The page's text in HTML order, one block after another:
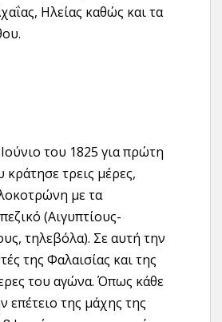
Ηλείας καθώς και τα
του 1825 για πρώτη
τρεις μέρες,
με τα
(Αιγυπτίους-
τηλεβόλα). Σε αυτή την
της Φαλαισίας και της
του αγώνα. Όπως κάθε
επέτειο της μάχης της